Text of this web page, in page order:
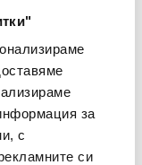
за
с
си